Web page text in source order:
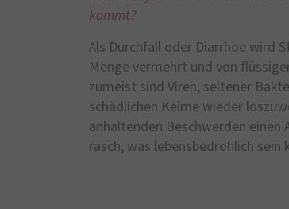
kommt?
Als Durchfall oder Diarrhoe wird
Menge vermehrt und von
zumeist sind Viren, seltener
schädlichen Keime wieder
anhaltenden Beschwerden einen
rasch, was lebensbedrohlich sein